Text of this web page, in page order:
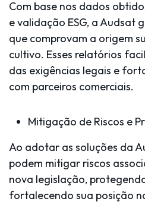
Com base nos dados
e validação ESG, a Audsat
que comprovam a origem
cultivo. Esses relatórios
das exigências legais e
com parceiros comerciais.
Mitigação de Riscos e
Ao adotar as soluções da
podem mitigar riscos
nova legislação,
fortalecendo sua posição